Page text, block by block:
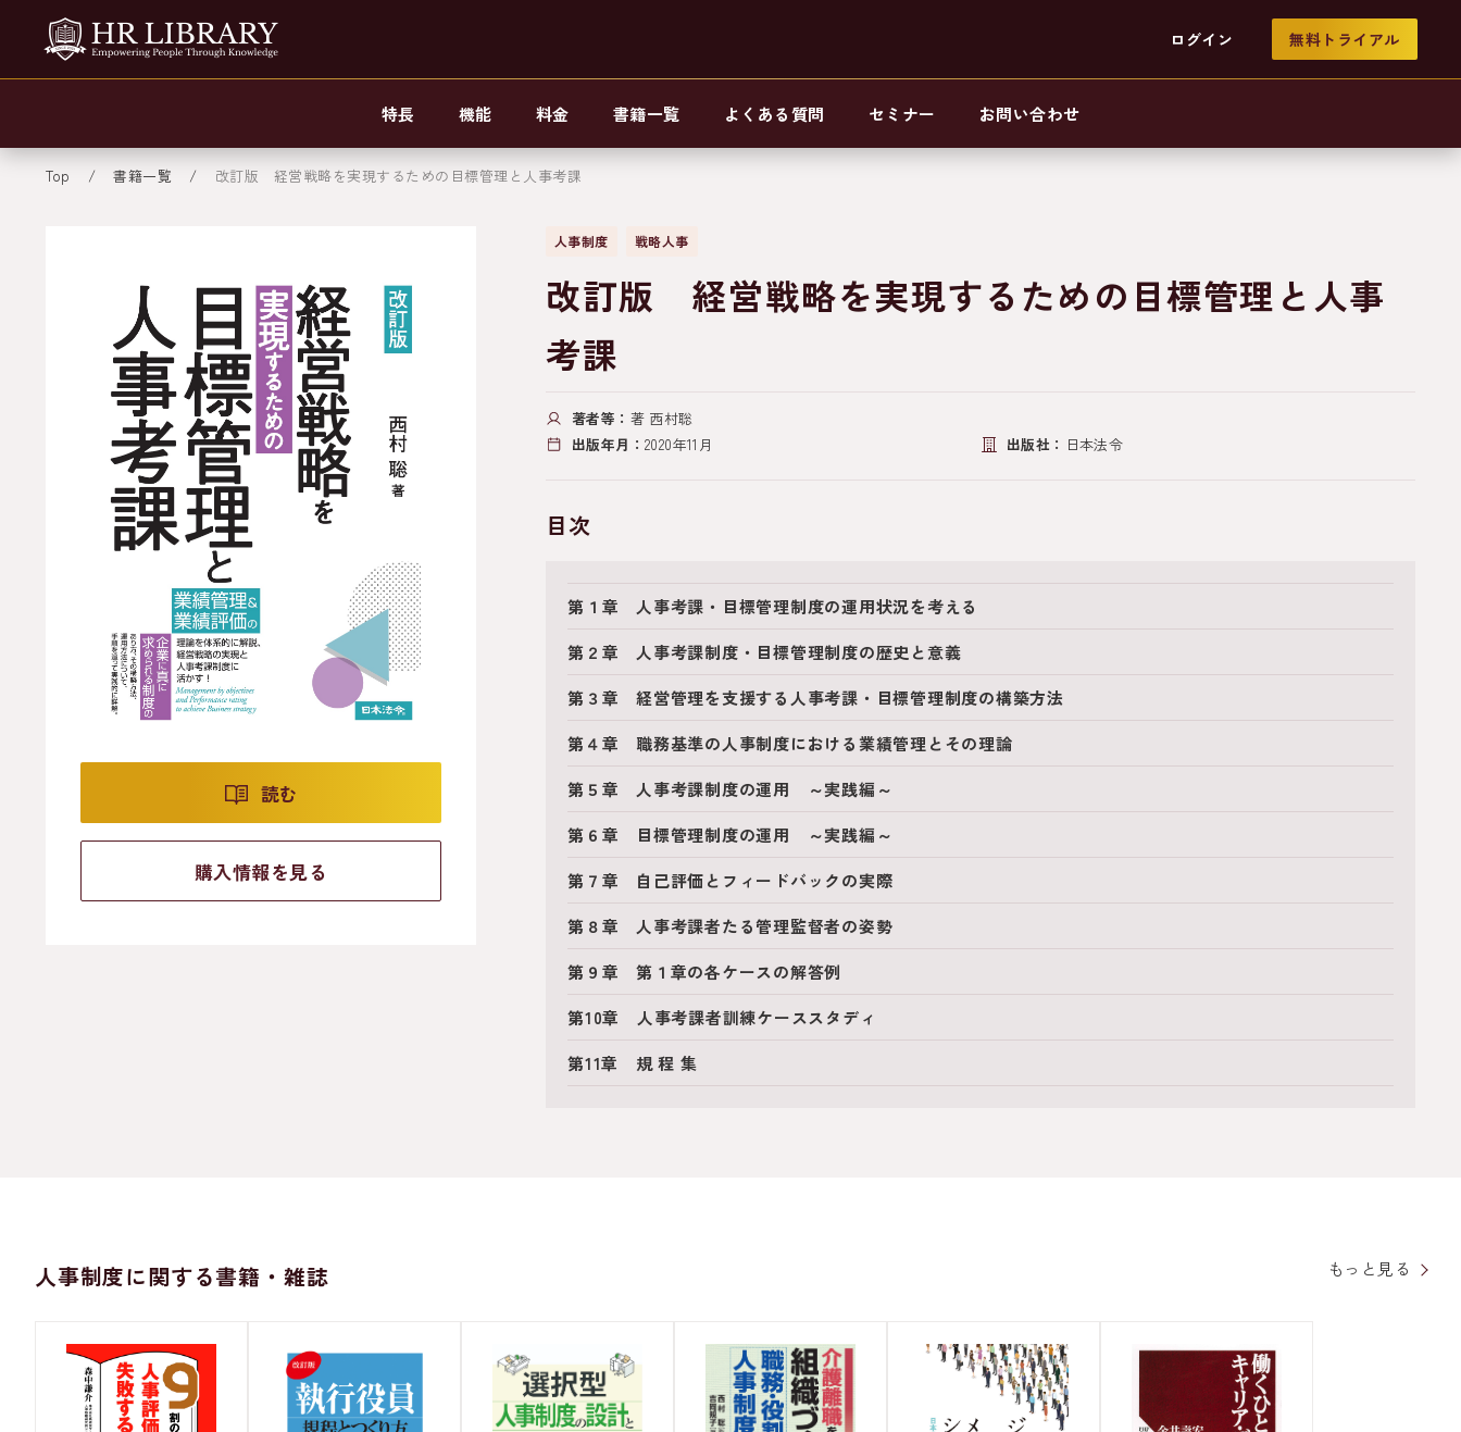
ログイン 無料トライアル
特長 機能 料金 書籍一覧 よくある質問 セミナー お問い合わせ
Top 書籍一覧 改訂版 経営戦略を実現するための目標管理と人事考課
読む
購入情報を見る
人事制度 戦略人事
改訂版 経営戦略を実現するための目標管理と人事
考課
著者等： 著 西村聡
出版年月： 2020年11月 出版社： 日本法令
目次
第１章 人事考課・目標管理制度の運用状況を考える
第２章 人事考課制度・目標管理制度の歴史と意義
第３章 経営管理を支援する人事考課・目標管理制度の構築方法
第４章 職務基準の人事制度における業績管理とその理論
第５章 人事考課制度の運用 ～実践編～
第６章 目標管理制度の運用 ～実践編～
第７章 自己評価とフィードバックの実際
第８章 人事考課者たる管理監督者の姿勢
第９章 第１章の各ケースの解答例
第10章 人事考課者訓練ケーススタディ
第11章 規 程 集
人事制度に関する書籍・雑誌 もっと見る